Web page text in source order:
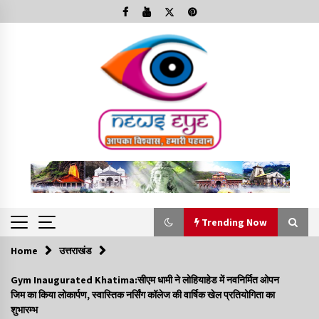
to
Trending Now
Trending Now
Minorities Rights Day : विश्व अल्पसंख्यक अधिकार दिवस
Home उत्तराखंड
Gym Inaugurated Khatima:सीएम धामी ने लोहियाहेड में नवनिर्मित ओपन
जिम का किया लोकार्पण, स्वास्तिक नर्सिंग कॉलेज की वार्षिक खेल प्रतियोगिता का
शुभारम्भ